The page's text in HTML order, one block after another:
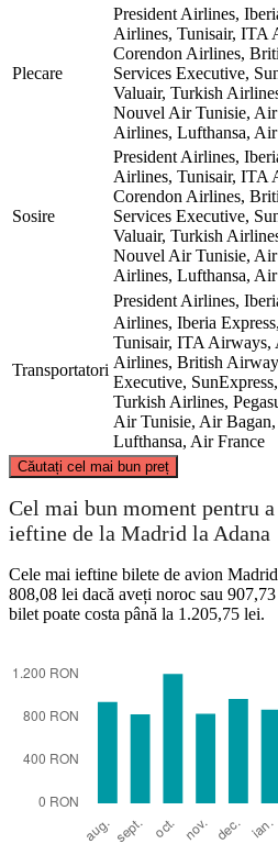
Plecare
President Airlines,
Airlines, Tunisair, ITA
Corendon Airlines,
Services Executive,
Valuair, Turkish
Nouvel Air Tunisie,
Airlines, Lufthansa,
Sosire
President Airlines,
Airlines, Tunisair, ITA
Corendon Airlines,
Services Executive,
Valuair, Turkish
Nouvel Air Tunisie,
Airlines, Lufthansa,
Transportatori
President Airlines,
Airlines, Iberia
Tunisair, ITA Airways,
Airlines, British
Executive,
Turkish Airlines,
Air Tunisie, Air
Lufthansa, Air France
Căutați cel mai bun preț
Madrid
©
Cel mai bun moment pentru
ieftine de la Madrid la Adana
Cele mai ieftine bilete de avion
808,08 lei dacă aveți noroc sau
bilet poate costa până la 1.205,75 lei.